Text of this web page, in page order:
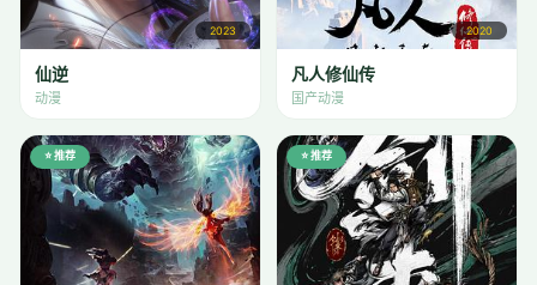
2023
仙逆
动漫
2020
凡人修仙传
国产动漫
⭐ 推荐 ⭐ 推荐